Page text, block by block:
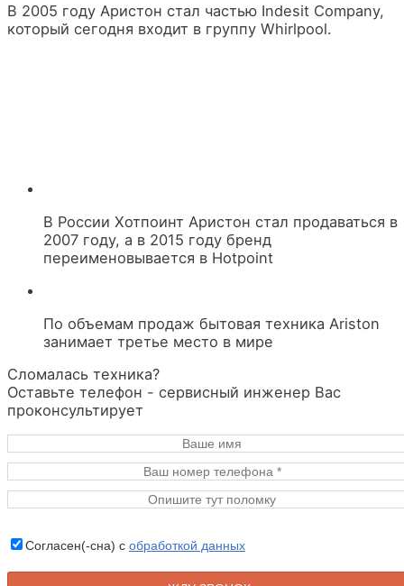
В 2005 году Аристон стал частью Indesit Company,
который сегодня входит в группу Whirlpool.
В России Хотпоинт Аристон стал продаваться в
2007 году, а в 2015 году бренд
переименовывается в Hotpoint
По объемам продаж бытовая техника Ariston
занимает третье место в мире
Сломалась техника?
Оставьте телефон - сервисный инженер Вас
проконсультирует
Согласен(-сна) с обработкой данных